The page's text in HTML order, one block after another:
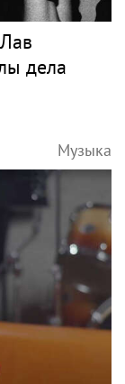
дела
Музыка